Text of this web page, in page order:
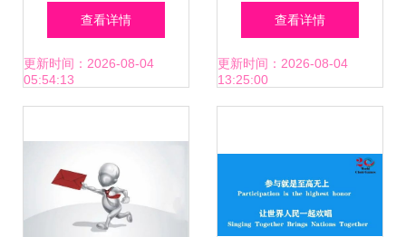
军宣誓“绝不做代工
厂”，打造高差异经
查看详情
更新时间：2026-08-04
05:54:13
心，汇聚清朗守护
合力——2017国家
查看详情
更新时间：2026-08-04
13:25:00